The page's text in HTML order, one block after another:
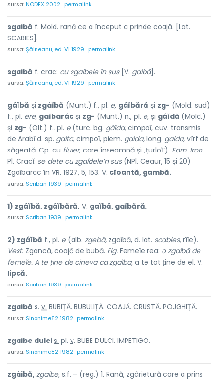
sursa:NODEX 2002 permalink
sgaibă f. Mold. rană ce a început a prinde coajă. [Lat.
SCABIES].
sursa:Șăineanu, ed. VI 1929 permalink
sgaibă f. crac: cu sgaibele în sus[V. gaibă].
sursa:Șăineanu, ed. VI 1929 permalink
gáĭbă și zgáĭbă (Munt.) f., pl. e, gáĭbără și zg- (Mold. sud)
f., pl. ere, gaĭbarác și zg- (Munt.) n., pl. e, și gáĭdă (Mold.)
și zg- (Olt.) f., pl. e(turc. bg. gáĭda, cimpoĭ, cuv. transmis
de Arabĭ d. sp. gaita, cimpoĭ, piem. gaida, long. gaida, vîrf de
săgeată. Cp. cu fluier, care înseamnă și „țurloĭ”). Fam. Iron.
Pl. Cracĭ: se dete cu zgaĭdele’n sus(NPl. Ceaur, 15 și 20)
Zgaĭbarac în VR. 1927, 5, 153. V. cĭoantă, gambă.
sursa: Scriban 1939 permalink
1) zgáĭbă, zgáĭbără, V. gaĭbă, gaĭbără.
sursa: Scriban 1939 permalink
2) zgáĭbă f., pl. e(alb. zgebă, zgaĭbă, d. lat. scabies, rîĭe).
Vest. Zgancă, coajă de bubă. Fig. Femeĭe rea: o zgaĭbă de
femeĭe. A te ține de cineva ca zgaĭba, a te tot ține de el. V.
lipcă.
sursa: Scriban 1939 permalink
zgaibă s. v. BUBIȚĂ. BUBULIȚĂ. COAJĂ. CRUSTĂ. POJGHIȚĂ.
sursa: Sinonime82 1982 permalink
zgaibe dulci s. pl. v. BUBE DULCI. IMPETIGO.
sursa: Sinonime82 1982 permalink
zgáibă, zgaibe, s.f. – (reg.) 1. Rană, zgârietură care a prins